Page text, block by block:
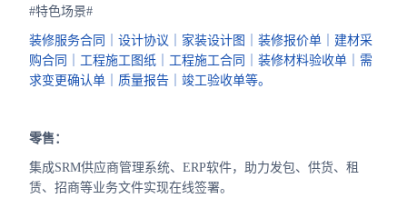
#特色场景#
装修服务合同｜设计协议｜家装设计图｜装修报价单｜建材采
购合同｜工程施工图纸｜工程施工合同｜装修材料验收单｜需
求变更确认单｜质量报告｜竣工验收单等。
零售：
集成SRM供应商管理系统、ERP软件，助力发包、供货、租
赁、招商等业务文件实现在线签署。